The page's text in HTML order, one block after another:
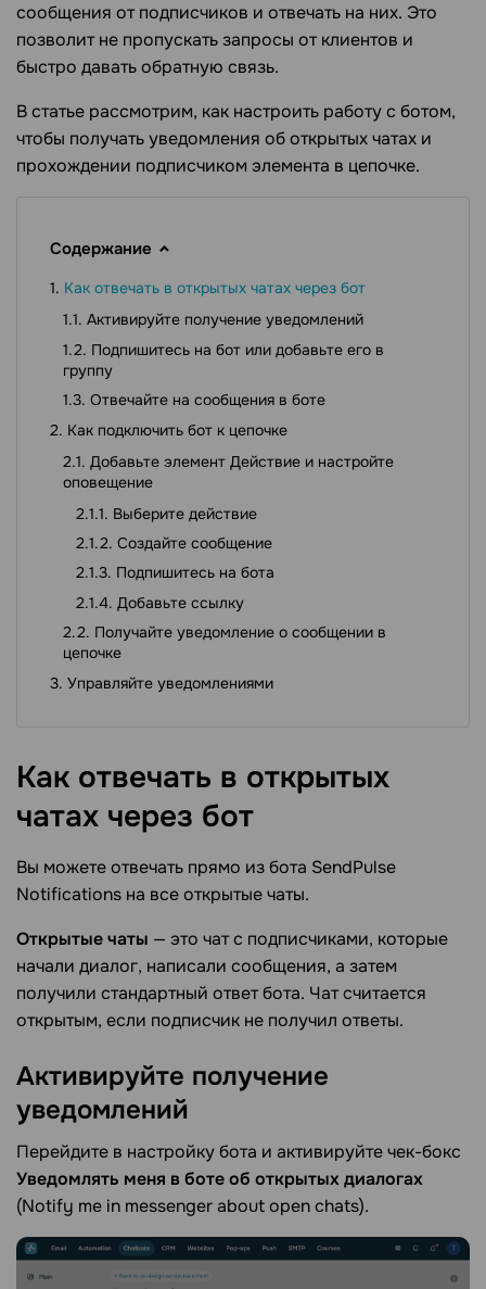
сообщения от подписчиков и отвечать на них. Это
позволит не пропускать запросы от клиентов и
быстро давать обратную связь.
В статье рассмотрим, как настроить работу с ботом,
чтобы получать уведомления об открытых чатах и ​​
прохождении подписчиком элемента в цепочке.
Содержание
Как отвечать в открытых чатах через бот
Активируйте получение уведомлений
Подпишитесь на бот или добавьте его в
группу
Отвечайте на сообщения в боте
Как подключить бот к цепочке
Добавьте элемент Действие и настройте
оповещение
Выберите действие
Создайте сообщение
Подпишитесь на бота
Добавьте ссылку
Получайте уведомление о сообщении в
цепочке
Управляйте уведомлениями
Как отвечать в открытых
чатах через бот
Вы можете отвечать прямо из бота SendPulse
Notifications на все открытые чаты.
Открытые чаты — это чат с подписчиками, которые
начали диалог, написали сообщения, а затем
получили стандартный ответ бота. Чат считается
открытым, если подписчик не получил ответы.
Активируйте получение
уведомлений
Перейдите в настройку бота и активируйте чек-бокс
Уведомлять меня в боте об открытых диалогах
(Notify me in messenger about open chats).